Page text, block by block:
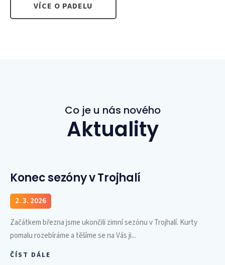
VÍCE O PADELU
Co je u nás nového
Aktuality
Konec sezóny v Trojhalí
2. 3. 2026
Začátkem března jsme ukončili zimní sezónu v Trojhalí. Kurty
pomalu rozebíráme a těšíme se na Vás ji...
ČÍST DÁLE